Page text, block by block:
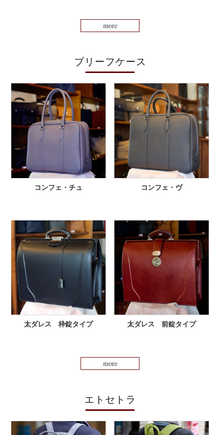
more
ブリーフケース
コンフェ・チュ コンフェ・ヴ
太ダレス 枠錠タイプ 太ダレス 前錠タイプ
more
エトセトラ